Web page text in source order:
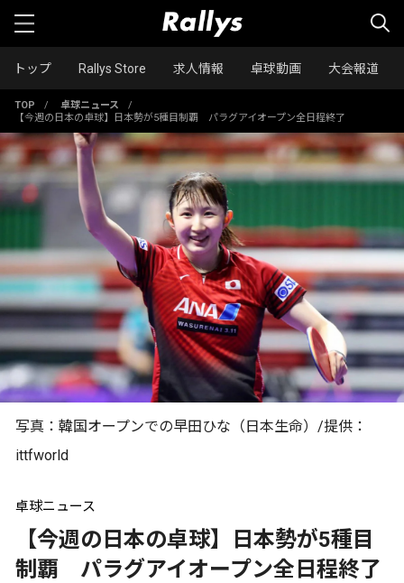
トップ Rallys Store 求人情報 卓球動画 大会報道
TOP / 卓球ニュース
/
【今週の日本の卓球】日本勢が5種目制覇 パラグアイオープン全日程終了
写真：韓国オープンでの早田ひな（日本生命）/提供：
ittfworld
卓球ニュース
【今週の日本の卓球】日本勢が5種目
制覇 パラグアイオープン全日程終了